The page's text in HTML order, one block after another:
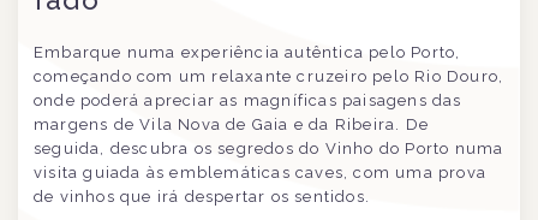
Embarque numa experiência autêntica pelo Porto,
começando com um relaxante cruzeiro pelo Rio Douro,
onde poderá apreciar as magníficas paisagens das
margens de Vila Nova de Gaia e da Ribeira. De
seguida, descubra os segredos do Vinho do Porto numa
visita guiada às emblemáticas caves, com uma prova
de vinhos que irá despertar os sentidos.